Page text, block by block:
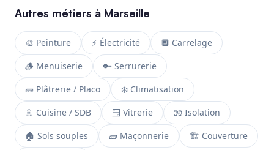
Autres métiers à Marseille
🎨 Peinture ⚡ Électricité 🔲 Carrelage
🪵 Menuiserie 🔑 Serrurerie
🧱 Plâtrerie / Placo ❄️ Climatisation
🚿 Cuisine / SDB 🪟 Vitrerie 🧤 Isolation
🏠 Sols souples 🧱 Maçonnerie 🏗️ Couverture